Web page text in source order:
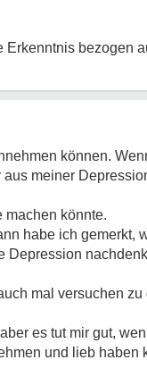
bezogen
können.
meiner
machen könnte.
habe ich gemerkt,
Depression
mal versuchen zu
es tut mir gut,
und lieb haben